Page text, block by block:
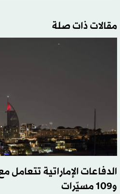
مقالات ذات صلة
و109 مسيّرات